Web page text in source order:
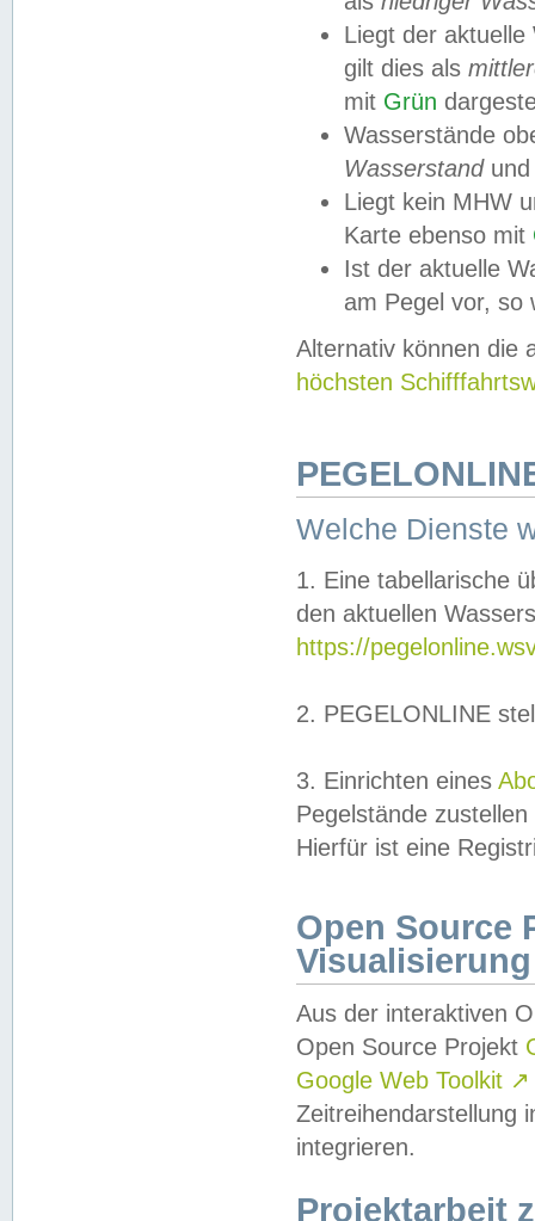
Liegt der
gilt dies als
mit Grün
Wasserstände
Wasserstandund
Liegt kein MHW
Karte ebenso mit
Ist der aktuelle
am Pegel vor,
Alternativ können die
höchsten
Welche Dienste
1. Eine tabellarische
den aktuellen
https://
2. PEGELONLINE
3. Einrichten eines
Pegelstände
Hierfür ist eine
Open Source
Visualisierung
Aus der interaktiven
Open Source Projekt
Google Web Toolkit ↗
Zeitreihendarstellung
integrieren.
Projektarbeit